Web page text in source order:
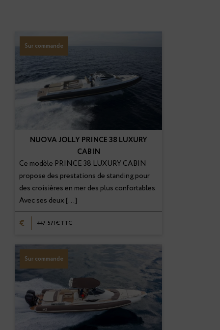
NUOVA JOLLY PRINCE 38 LUXURY
CABIN
Ce modèle PRINCE 38 LUXURY CABIN
propose des prestations de standing pour
des croisières en mer des plus confortables.
Avec ses deux […]
Sur commande
€ 447 571€TTC
Sur commande